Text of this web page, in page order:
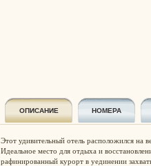
ОПИСАНИЕ НОМЕРА
Этот удивительный отель расположился на
Идеальное место для отдыха и
рафинированный курорт в уединении